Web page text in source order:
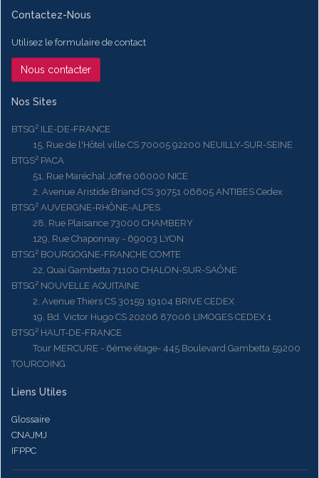
Contactez-Nous
Utilisez le formulaire de contact
Nous contacter
Nos Sites
BTSG² ILE-DE-FRANCE
15, Rue de l'Hôtel ville CS 70005 92200 NEUILLY-SUR-SEINE
BTGS² PACA
51, Rue Maréchal Joffre 06000 NICE
2, Avenue Aristide Briand CS 30751 06605 ANTIBES Cedex
BTSG² AUVERGNE-RHÔNE-ALPES
28, Rue Plaisance 73000 CHAMBERY
129, Rue Chaponnay - 69003 LYON
BTSG² BOURGOGNE-FRANCHE COMTE
22, Quai Gambetta 71100 CHALON-SUR-SAÔNE
BTSG² NOUVELLE AQUITAINE
2, Avenue Thiers CS 30159 19104 BRIVE CEDEX
19, Bd. Victor Hugo CS 20206 87006 LIMOGES CEDEX 1
BTSG² HAUT-DE-FRANCE
Tour MERCURE - 6ème étage- 445 Boulevard Gambetta 59200
TOURCOING
Liens Utiles
Glossaire
CNAJMJ
IFPPC